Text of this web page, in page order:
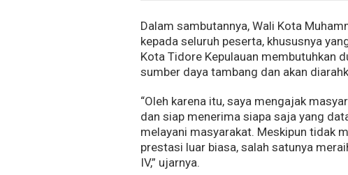
Dalam sambutannya, Wali Kota
kepada seluruh peserta, khususnya
Kota Tidore Kepulauan membutuhkan
sumber daya tambang dan akan
“Oleh karena itu, saya mengajak
dan siap menerima siapa saja yang
melayani masyarakat. Meskipun tidak
prestasi luar biasa, salah satunya
IV,” ujarnya.